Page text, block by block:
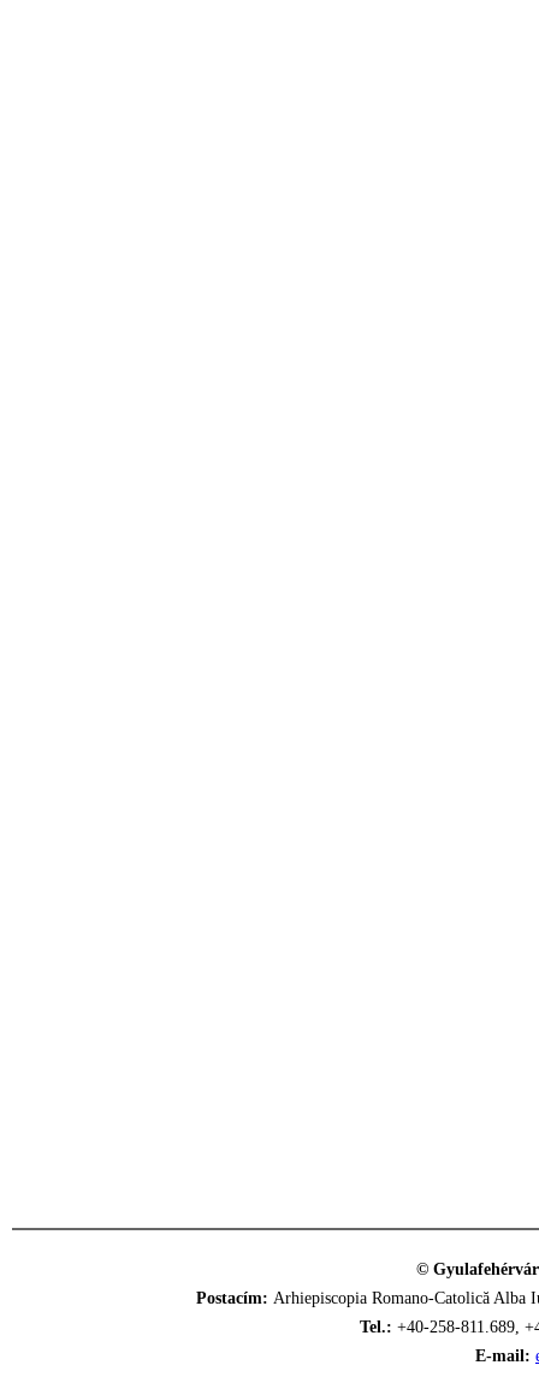
©
Postacím: Arhiepiscopia Romano-Catolică
Tel.: +40-258-811.689,
E-mail: